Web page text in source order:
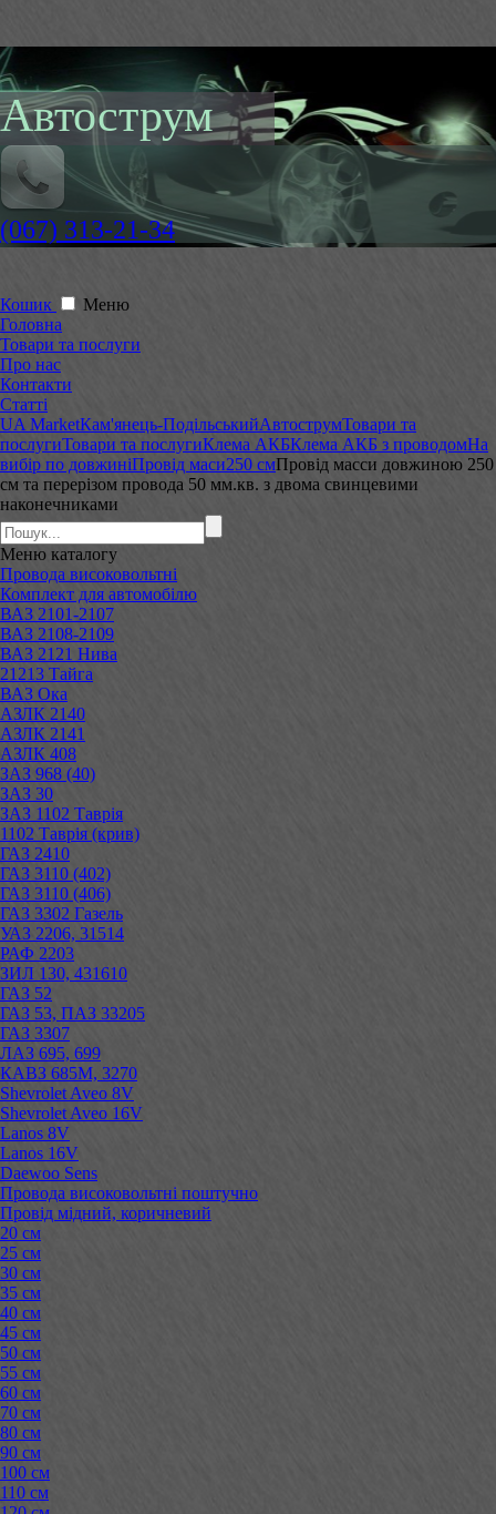
Автострум
(067) 313-21-34
Кошик
Меню
Головна
Товари та послуги
Про нас
Контакти
Статті
UA MarketКам'янець-ПодільськийАвтострумТовари та
послугиТовари та послугиКлема АКБКлема АКБ з проводомНа
вибір по довжиніПровід маси250 смПровід масси довжиною 250
см та перерізом провода 50 мм.кв. з двома свинцевими
наконечниками
Меню каталогу
Провода високовольтні
Комплект для автомобілю
ВАЗ 2101-2107
ВАЗ 2108-2109
ВАЗ 2121 Нива
21213 Тайга
ВАЗ Ока
АЗЛК 2140
АЗЛК 2141
АЗЛК 408
ЗАЗ 968 (40)
ЗАЗ 30
ЗАЗ 1102 Таврія
1102 Таврія (крив)
ГАЗ 2410
ГАЗ 3110 (402)
ГАЗ 3110 (406)
ГАЗ 3302 Газель
УАЗ 2206, 31514
РАФ 2203
ЗИЛ 130, 431610
ГАЗ 52
ГАЗ 53, ПАЗ 33205
ГАЗ 3307
ЛАЗ 695, 699
КАВЗ 685М, 3270
Shevrolet Aveo 8V
Shevrolet Aveo 16V
Lanos 8V
Lanos 16V
Daewoo Sens
Провода високовольтні поштучно
Провід мідний, коричневий
20 см
25 см
30 см
35 см
40 см
45 см
50 см
55 см
60 см
70 см
80 см
90 см
100 см
110 см